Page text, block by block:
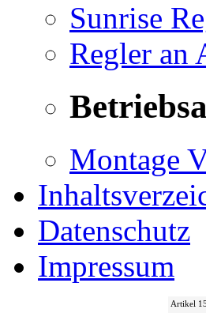
Sunrise
Regler an
Montage
Datenschutz
Impressum
Artikel